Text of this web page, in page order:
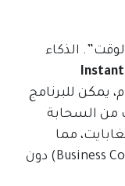
الذكاء
Instant
يمكن للبرنامج
من السحابة
مما
يضمن استمرارية الأعمال (Business Continuity) دون